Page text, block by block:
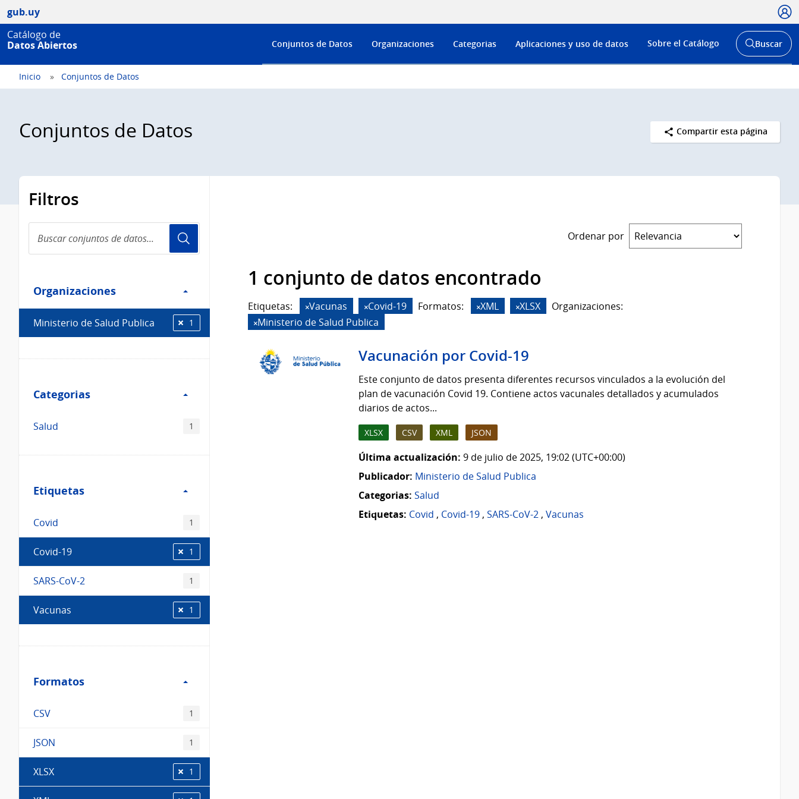
gub.uy
Catálogo de
Datos Abiertos
Menú
de
Conjuntos de Datos Organizaciones Categorias Aplicaciones y uso de datos Sobre el Catálogo
Abrir
buscador
Buscar
Inicio Conjuntos de Datos
Conjuntos de Datos Compartir esta página
Filtros
conjuntos
de
Organizaciones
Organizaciones
Ministerio de Salud Publica 1
Categorias
Categorias
Salud 1
Etiquetas
Etiquetas
Covid 1
Covid-19 1
SARS-CoV-2 1
Vacunas 1
Formatos
Formatos
CSV 1
JSON 1
XLSX 1
Ordenar por
1 conjunto de datos encontrado
Etiquetas: Vacunas Covid-19 Formatos: XML XLSX
Organizaciones:
Ministerio de Salud Publica
Vacunación por Covid-19
Este conjunto de datos presenta diferentes recursos vinculados a la evolución del
plan de vacunación Covid 19. Contiene actos vacunales detallados y acumulados
diarios de actos...
XLSX CSV XML JSON
Última actualización: 9 de julio de 2025, 19:02 (UTC+00:00)
Publicador: Ministerio de Salud Publica
Categorias: Salud
Etiquetas: Covid , Covid-19, SARS-CoV-2, Vacunas